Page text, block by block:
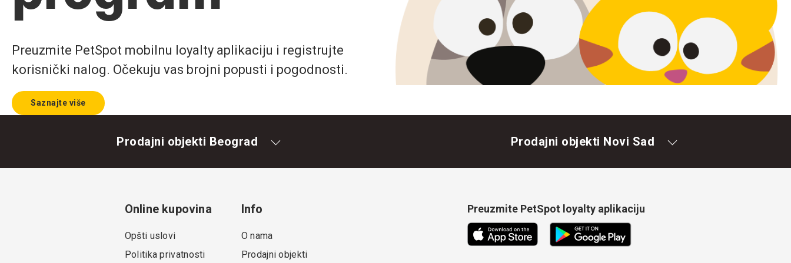
Preuzmite PetSpot mobilnu loyalty aplikaciju i registrujte
korisnički nalog. Očekuju vas brojni popusti i pogodnosti.
Saznajte više
Prodajni objekti Beograd Prodajni objekti Novi Sad
Online kupovina
Opšti uslovi
Politika privatnosti
Info
O nama
Prodajni objekti
Preuzmite PetSpot loyalty aplikaciju